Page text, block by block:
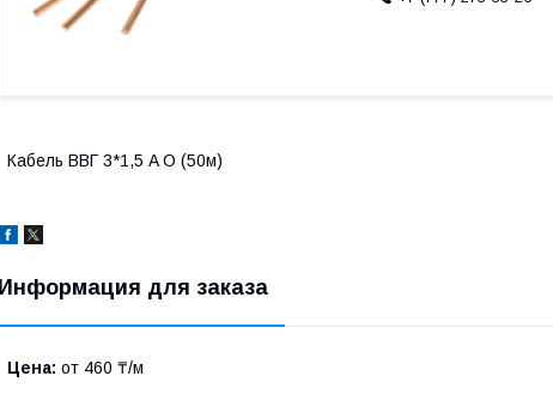
Кабель ВВГ 3*1,5 A O (50м)
Информация для заказа
Цена: от 460 ₸/м